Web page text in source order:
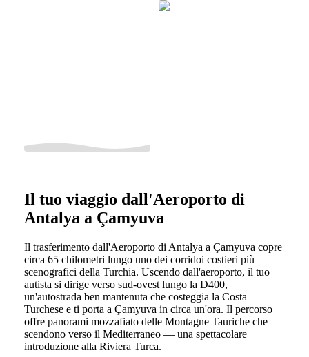
Il tuo viaggio dall'Aeroporto di
Antalya a Çamyuva
Il trasferimento dall'Aeroporto di Antalya a Çamyuva copre
circa 65 chilometri lungo uno dei corridoi costieri più
scenografici della Turchia. Uscendo dall'aeroporto, il tuo
autista si dirige verso sud-ovest lungo la D400,
un'autostrada ben mantenuta che costeggia la Costa
Turchese e ti porta a Çamyuva in circa un'ora. Il percorso
offre panorami mozzafiato delle Montagne Tauriche che
scendono verso il Mediterraneo — una spettacolare
introduzione alla Riviera Turca.